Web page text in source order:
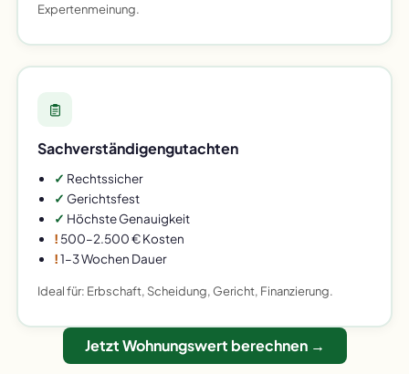
Expertenmeinung.
Sachverständigengutachten
✓ Rechtssicher
✓ Gerichtsfest
✓ Höchste Genauigkeit
! 500–2.500 € Kosten
!1–3 Wochen Dauer
Ideal für: Erbschaft, Scheidung, Gericht, Finanzierung.
Jetzt Wohnungswert berechnen →